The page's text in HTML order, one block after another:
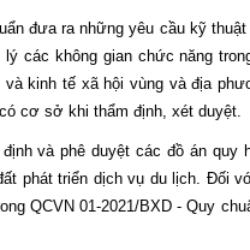
đưa ra những yêu cầu kỹ
các không gian chức năng
và kinh tế xã hội vùng và địa
cơ sở khi thẩm định, xét duyệt.
và phê duyệt các đồ án quy
phát triển dịch vụ du lịch. Đối
QCVN 01-2021/BXD - Quy